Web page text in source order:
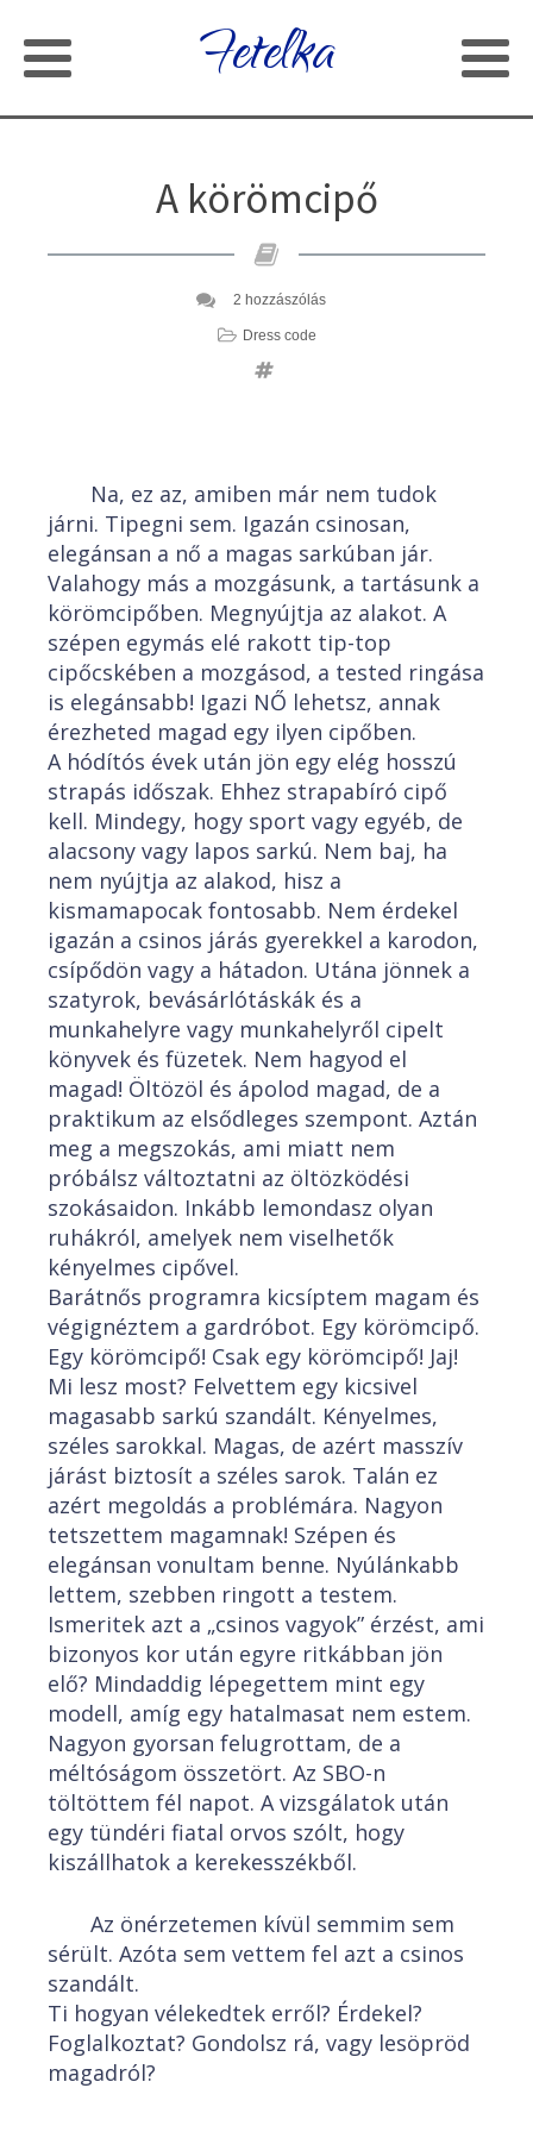
Fetelka
A körömcipő
2 hozzászólás
Dress code
Na, ez az, amiben már nem tudok
járni. Tipegni sem. Igazán csinosan,
elegánsan a nő a magas sarkúban jár.
Valahogy más a mozgásunk, a tartásunk a
körömcipőben. Megnyújtja az alakot. A
szépen egymás elé rakott tip-top
cipőcskében a mozgásod, a tested ringása
is elegánsabb! Igazi NŐ lehetsz, annak
érezheted magad egy ilyen cipőben.
A hódítós évek után jön egy elég hosszú
strapás időszak. Ehhez strapabíró cipő
kell. Mindegy, hogy sport vagy egyéb, de
alacsony vagy lapos sarkú. Nem baj, ha
nem nyújtja az alakod, hisz a
kismamapocak fontosabb. Nem érdekel
igazán a csinos járás gyerekkel a karodon,
csípődön vagy a hátadon. Utána jönnek a
szatyrok, bevásárlótáskák és a
munkahelyre vagy munkahelyről cipelt
könyvek és füzetek. Nem hagyod el
magad! Öltözöl és ápolod magad, de a
praktikum az elsődleges szempont. Aztán
meg a megszokás, ami miatt nem
próbálsz változtatni az öltözködési
szokásaidon. Inkább lemondasz olyan
ruhákról, amelyek nem viselhetők
kényelmes cipővel.
Barátnős programra kicsíptem magam és
végignéztem a gardróbot. Egy körömcipő.
Egy körömcipő! Csak egy körömcipő! Jaj!
Mi lesz most? Felvettem egy kicsivel
magasabb sarkú szandált. Kényelmes,
széles sarokkal. Magas, de azért masszív
járást biztosít a széles sarok. Talán ez
azért megoldás a problémára. Nagyon
tetszettem magamnak! Szépen és
elegánsan vonultam benne. Nyúlánkabb
lettem, szebben ringott a testem.
Ismeritek azt a „csinos vagyok” érzést, ami
bizonyos kor után egyre ritkábban jön
elő? Mindaddig lépegettem mint egy
modell, amíg egy hatalmasat nem estem.
Nagyon gyorsan felugrottam, de a
méltóságom összetört. Az SBO-n
töltöttem fél napot. A vizsgálatok után
egy tündéri fiatal orvos szólt, hogy
kiszállhatok a kerekesszékből.
Az önérzetemen kívül semmim sem
sérült. Azóta sem vettem fel azt a csinos
szandált.
Ti hogyan vélekedtek erről? Érdekel?
Foglalkoztat? Gondolsz rá, vagy lesöpröd
magadról?